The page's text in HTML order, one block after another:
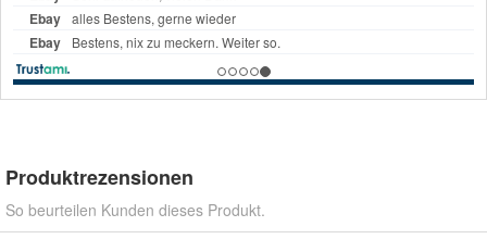
Produktrezensionen
So beurteilen Kunden dieses Produkt.